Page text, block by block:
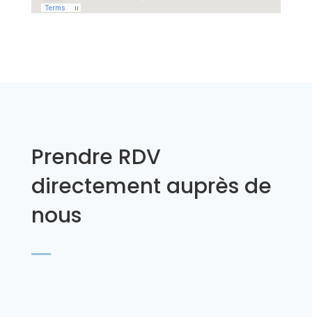
Prendre RDV
directement auprès de
nous